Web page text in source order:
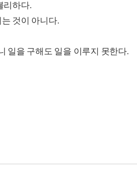
리하다.
것이 아니다.
일을 구해도 일을 이루지 못한다.